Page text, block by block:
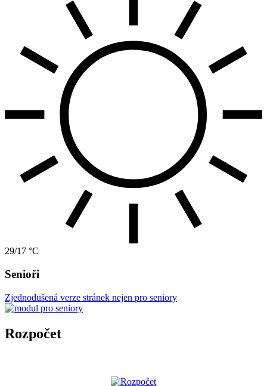
29/17 °C
Senioři
Zjednodušená verze stránek nejen pro seniory
Rozpočet